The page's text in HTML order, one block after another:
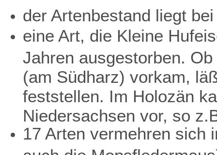
der Artenbestand liegt
eine Art, die Kleine
Jahren ausgestorben.
(am Südharz) vorkam,
feststellen. Im Holozän
Niedersachsen vor, so
17 Arten vermehren sich